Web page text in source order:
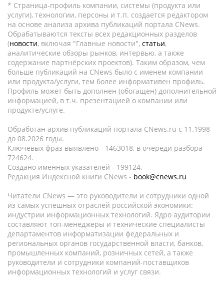
* Страница-профиль компании, системы (продукта или
услуги), технологии, персоны и т.п. создается редактором
на основе анализа архива публикаций портала CNews.
Обрабатываются тексты всех редакционных разделов
(новости, включая "Главные новости", статьи,
аналитические обзоры рынков, интервью, а также
содержание партнёрских проектов). Таким образом, чем
больше публикаций на CNews было с именем компании
или продукта/услуги, тем более информативен профиль.
Профиль может быть дополнен (обогащен) дополнительной
информацией, в т.ч. презентацией о компании или
продукте/услуге.
Обработан архив публикаций портала CNews.ru c 11.1998
до 08.2026 годы.
Ключевых фраз выявлено - 1463018, в очереди разбора -
724624.
Создано именных указателей - 199124.
Редакция Индексной книги CNews - book@cnews.ru
Читатели CNews — это руководители и сотрудники одной
из самых успешных отраслей российской экономики:
индустрии информационных технологий. Ядро аудитории
составляют топ-менеджеры и технические специалисты
департаментов информатизации федеральных и
региональных органов государственной власти, банков,
промышленных компаний, розничных сетей, а также
руководители и сотрудники компаний-поставщиков
информационных технологий и услуг связи.